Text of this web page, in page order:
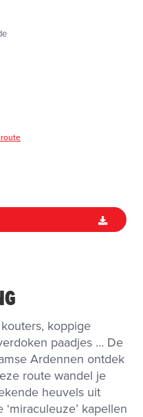
koppige
paadjes … De
Ardennen ontdek
route wandel je
heuvels uit
kapellen